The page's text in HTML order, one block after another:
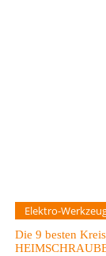
Elektro-
Die 9 besten